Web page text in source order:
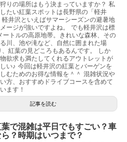
りの場所はもう決まっていますか？ 私
たい紅葉スポットは長野県の「軽井
井沢といえばサマーシーズンの避暑地
ージが強いですよね。 でも軽井沢は標
ートルの高原地帯。きれいな森林、その
川、池や滝など、自然に囲まれた場
紅葉の見どころもあるんです。 しか
欲求も満たしてくれるアウトレットが
い♪ 今回は軽井沢の紅葉とバーゲンを
むためのお得な情報を＾＾ 混雑状況や
方、おすすめドライブコースを含めて
ます！
記事を読む
で混雑は平日でもすごい？車
？時期はいつまで？